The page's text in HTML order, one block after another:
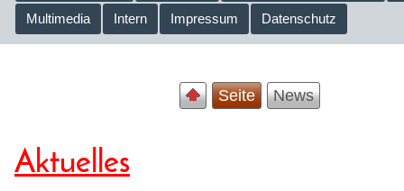
Multimedia Intern Impressum Datenschutz
Seite News
Aktuelles